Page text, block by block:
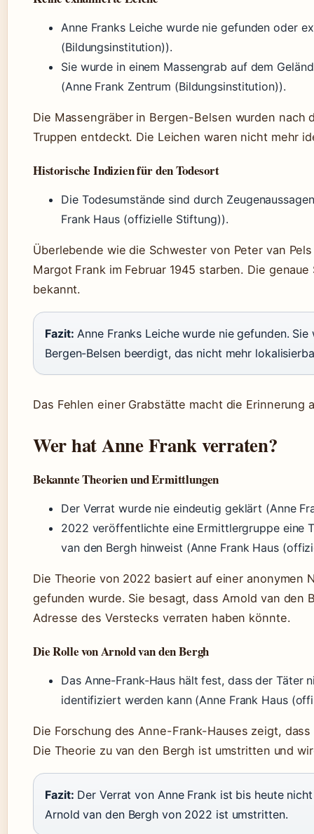
Anne Franks Leiche wurde nie gefunden oder
(Bildungsinstitution)).
Sie wurde in einem Massengrab auf dem
(Anne Frank Zentrum (Bildungsinstitution)).
Die Massengräber in Bergen-Belsen wurden nach
Truppen entdeckt. Die Leichen waren nicht mehr
Historische Indizien für den Todesort
Die Todesumstände sind durch
Frank Haus (offizielle Stiftung)).
Überlebende wie die Schwester von Peter van
Margot Frank im Februar 1945 starben. Die
bekannt.
Fazit: Anne Franks Leiche wurde nie gefunden.
Bergen-Belsen beerdigt, das nicht mehr
Das Fehlen einer Grabstätte macht die Erinnerung
Wer hat Anne Frank verraten?
Bekannte Theorien und Ermittlungen
Der Verrat wurde nie eindeutig geklärt (Anne
2022 veröffentlichte eine Ermittlergruppe eine
van den Bergh hinweist (Anne Frank Haus
Die Theorie von 2022 basiert auf einer anonymen
gefunden wurde. Sie besagt, dass Arnold van den
Adresse des Verstecks verraten haben könnte.
Die Rolle von Arnold van den Bergh
Das Anne-Frank-Haus hält fest, dass der Täter
identifiziert werden kann (Anne Frank Haus
Die Forschung des Anne-Frank-Hauses zeigt,
Die Theorie zu van den Bergh ist umstritten und
Fazit: Der Verrat von Anne Frank ist bis heute
Arnold van den Bergh von 2022 ist umstritten.